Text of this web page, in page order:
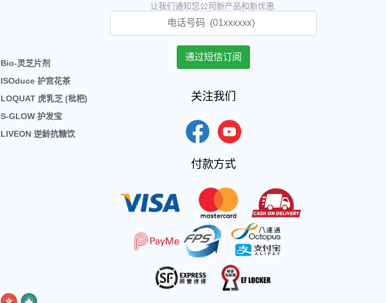
Bio-灵芝片剂
ISOduce 护宫花茶
LOQUAT 虎乳芝 (枇杷)
S-GLOW 护发宝
LIVEON 逆龄抗糖饮
让我们通知您公司新产品和新优惠.
关注我们
付款方式